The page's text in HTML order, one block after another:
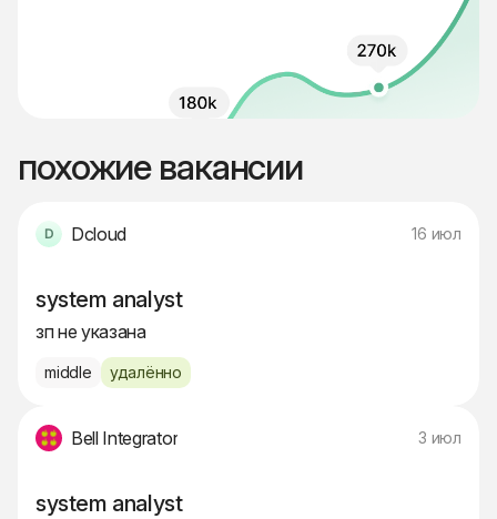
похожие вакансии
Dcloud 16 июл
system analyst
зп не указана
middle удалённо
Bell Integrator 3 июл
system analyst